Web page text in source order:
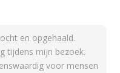
en opgehaald.
tijdens mijn bezoek.
voor mensen